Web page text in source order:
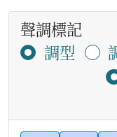
聲調標記
調型